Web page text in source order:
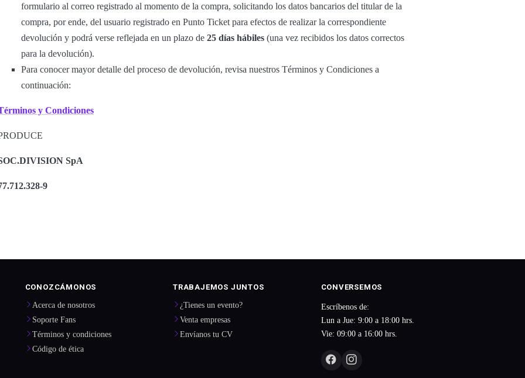
formulario al correo registrado al momento de la compra, solicitando los datos bancarios del titular de la
compra, por ende, del usuario registrado en Punto Ticket para efectos de realizar la correspondiente
devolución y podrá verse reflejada en un plazo de 25 días hábiles (una vez recibidos los datos correctos
para la devolución).
Para conocer mayor detalle del proceso de devolución, revisa nuestros Términos y Condiciones a
continuación:
y Condiciones
SpA
9
CONOZCÁMONOS
Acerca de nosotros
Soporte Fans
Términos y condiciones
Código de ética
TRABAJEMOS JUNTOS
¿Tienes un evento?
Venta empresas
Envíanos tu CV
CONVERSEMOS
Escríbenos de:
Lun a Jue: 9:00 a 18:00 hrs.
Vie: 09:00 a 16:00 hrs.